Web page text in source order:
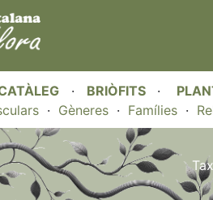
· BRIÒFITS ·
· Gèneres· Famílies·